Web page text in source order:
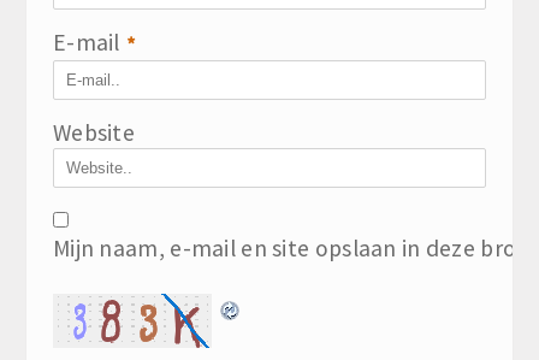
E-mail *
Website
Mijn naam, e-mail en site opslaan in deze